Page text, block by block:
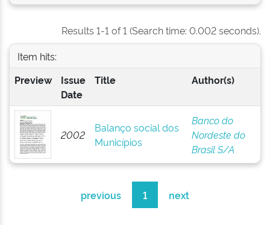
Results 1-1 of 1 (Search time: 0.002 seconds).
Item hits:
Preview
Issue
Date
Title Author(s)
2002
Balanço social dos
Municípios
Banco do
Nordeste do
Brasil S/A
previous 1 next